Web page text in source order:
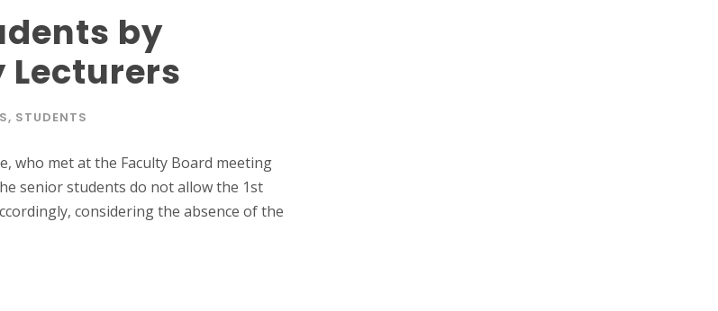
by
, STUDENTS
who met at the Faculty Board meeting
senior students do not allow the 1st
considering the absence of the